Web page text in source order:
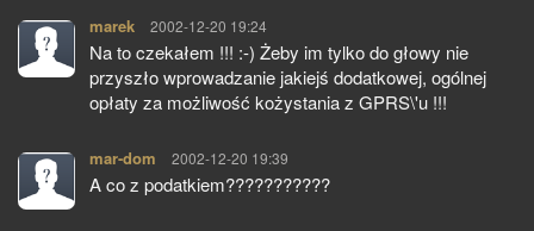
marek pisze:
2002-12-20 19:24
Na to czekałem !!! :-) Żeby im tylko do głowy nie
przyszło wprowadzanie jakiejś dodatkowej, ogólnej
opłaty za możliwość kożystania z GPRS\'u !!!
mar-dom pisze:
2002-12-20 19:39
A co z podatkiem???????????